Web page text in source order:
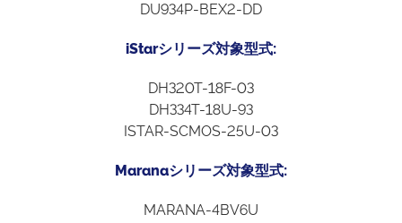
DU934P-BEX2-DD
iStarシリーズ対象型式:
DH320T-18F-03
DH334T-18U-93
ISTAR-SCMOS-25U-03
Maranaシリーズ対象型式:
MARANA-4BV6U